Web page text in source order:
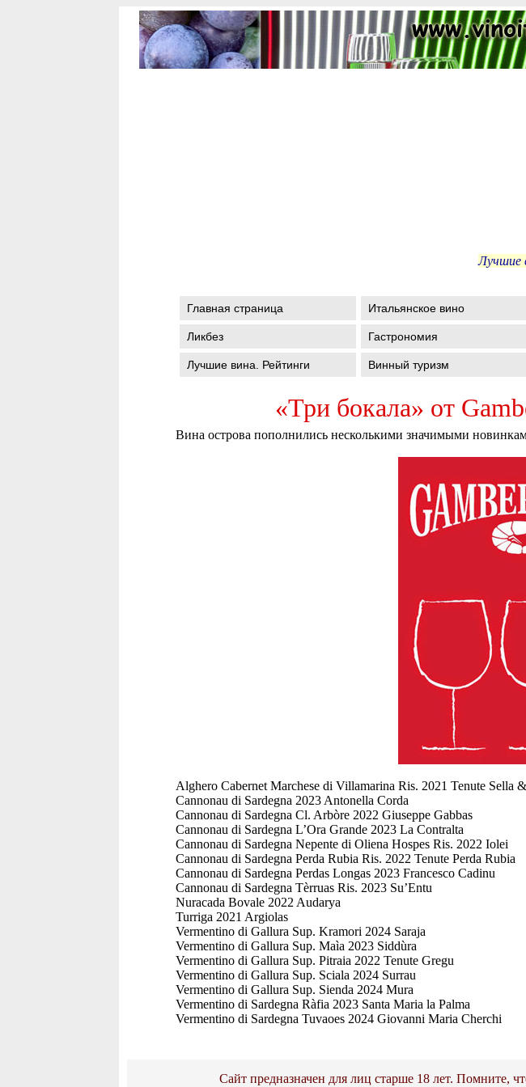
Лучшие
Главная страница Итальянское вино
Ликбез Гастрономия
Лучшие вина. Рейтинги Винный туризм
«Три бокала» от
Вина острова пополнились несколькими значимыми
Alghero Cabernet Marchese di Villamarina Ris. 2021 Tenute Sella
Cannonau di Sardegna 2023 Antonella Corda
Cannonau di Sardegna Cl. Arbòre 2022 Giuseppe Gabbas
Cannonau di Sardegna L’Ora Grande 2023 La Contralta
Cannonau di Sardegna Nepente di Oliena Hospes Ris. 2022 Iolei
Cannonau di Sardegna Perda Rubia Ris. 2022 Tenute Perda Rubia
Cannonau di Sardegna Perdas Longas 2023 Francesco Cadinu
Cannonau di Sardegna Tèrruas Ris. 2023 Su’Entu
Nuracada Bovale 2022 Audarya
Turriga 2021 Argiolas
Vermentino di Gallura Sup. Kramori 2024 Saraja
Vermentino di Gallura Sup. Maìa 2023 Siddùra
Vermentino di Gallura Sup. Pitraia 2022 Tenute Gregu
Vermentino di Gallura Sup. Sciala 2024 Surrau
Vermentino di Gallura Sup. Sienda 2024 Mura
Vermentino di Sardegna Ràfia 2023 Santa Maria la Palma
Vermentino di Sardegna Tuvaoes 2024 Giovanni Maria Cherchi
Сайт предназначен для лиц старше 18 лет. Помните,